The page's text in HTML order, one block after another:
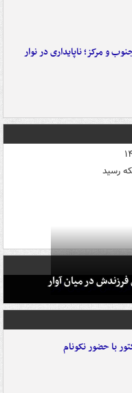
و مرکز؛ ناپایداری در نوار
در میان آوار
با حضور نکونام